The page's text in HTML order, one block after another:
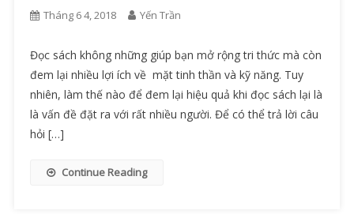
Tháng 6 4, 2018 Yến Trần
Đọc sách không những giúp bạn mở rộng tri thức mà còn
đem lại nhiều lợi ích về mặt tinh thần và kỹ năng. Tuy
nhiên, làm thế nào để đem lại hiệu quả khi đọc sách lại là
là vấn đề đặt ra với rất nhiều người. Để có thể trả lời câu
hỏi […]
Continue Reading